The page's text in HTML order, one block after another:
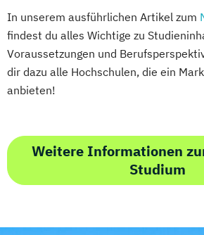
In unserem ausführlichen Artikel zum
findest du alles Wichtige zu
Voraussetzungen und
dir dazu alle Hochschulen, die ein
anbieten!
Weitere Informationen
Studium